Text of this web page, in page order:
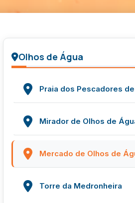
Olhos de Água
Praia dos Pescadores
Mirador de Olhos de
Mercado de Olhos de
Torre da Medronheira